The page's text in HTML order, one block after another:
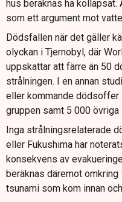
hus beräknas ha
som ett argument mot
Dödsfallen när det gäller
olyckan i Tjernobyl, där
uppskattar att färre än 50
strålningen. I en annan
eller kommande dödsoffer
gruppen samt 5 000 övriga
Inga strålningsrelaterade
eller Fukushima har
konsekvens av
beräknas däremot
tsunami som kom innan